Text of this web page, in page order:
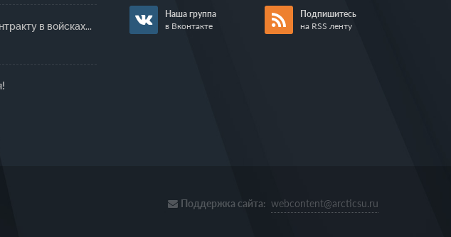
в войсках...
Наша группа
в Вконтакте
Подпишитесь
на RSS ленту
Поддержка сайта: webcontent@arcticsu.ru